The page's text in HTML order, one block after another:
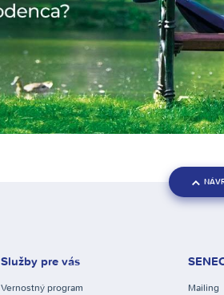
Služby pre vás
Vernostný program Mailing